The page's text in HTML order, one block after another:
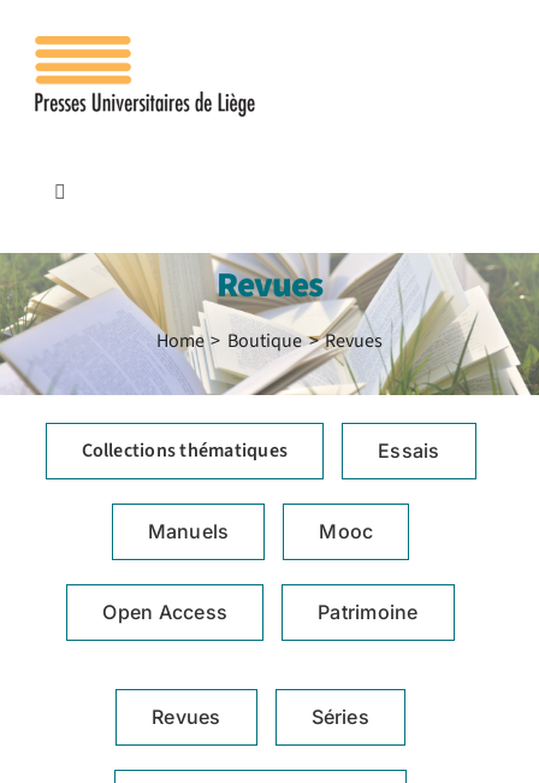
contenu
Toggle
Accueil
Les presses
Revues
Home Boutique Revues
Collections thématiques Essais
Manuels Mooc
Open Access Patrimoine
Revues Séries